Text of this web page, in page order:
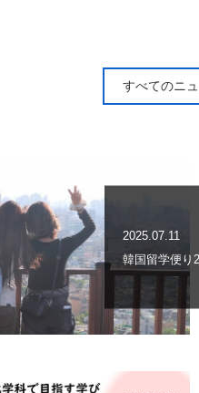
すべてのニ
2025.07.11
韓国留学便り